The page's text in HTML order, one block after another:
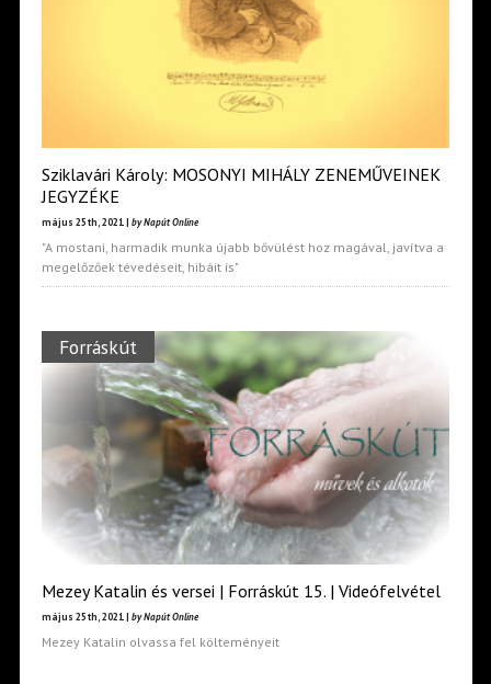
Sziklavári Károly: MOSONYI MIHÁLY ZENEMŰVEINEK
JEGYZÉKE
május 25th, 2021 | by Napút Online
"A mostani, harmadik munka újabb bővülést hoz magával, javítva a
megelőzőek tévedéseit, hibáit is"
Forráskút
Mezey Katalin és versei | Forráskút 15. | Videófelvétel
május 25th, 2021 | by Napút Online
Mezey Katalin olvassa fel költeményeit